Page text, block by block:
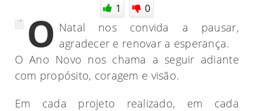
1
0
Pessoal
O Natal nos convida a pausar,
agradecer e renovar a esperança.
O Ano Novo nos chama a seguir adiante
com propósito, coragem e visão.
Em cada projeto realizado, em cada